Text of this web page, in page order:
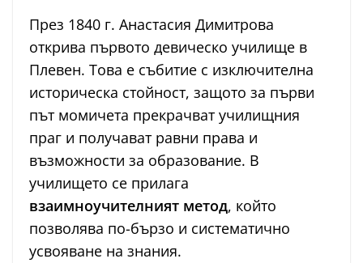
През 1840 г. Анастасия Димитрова
открива първото девическо училище в
Плевен. Това е събитие с изключителна
историческа стойност, защото за първи
път момичета прекрачват училищния
праг и получават равни права и
възможности за образование. В
училището се прилага
взаимноучителният метод, който
позволява по-бързо и систематично
усвояване на знания.